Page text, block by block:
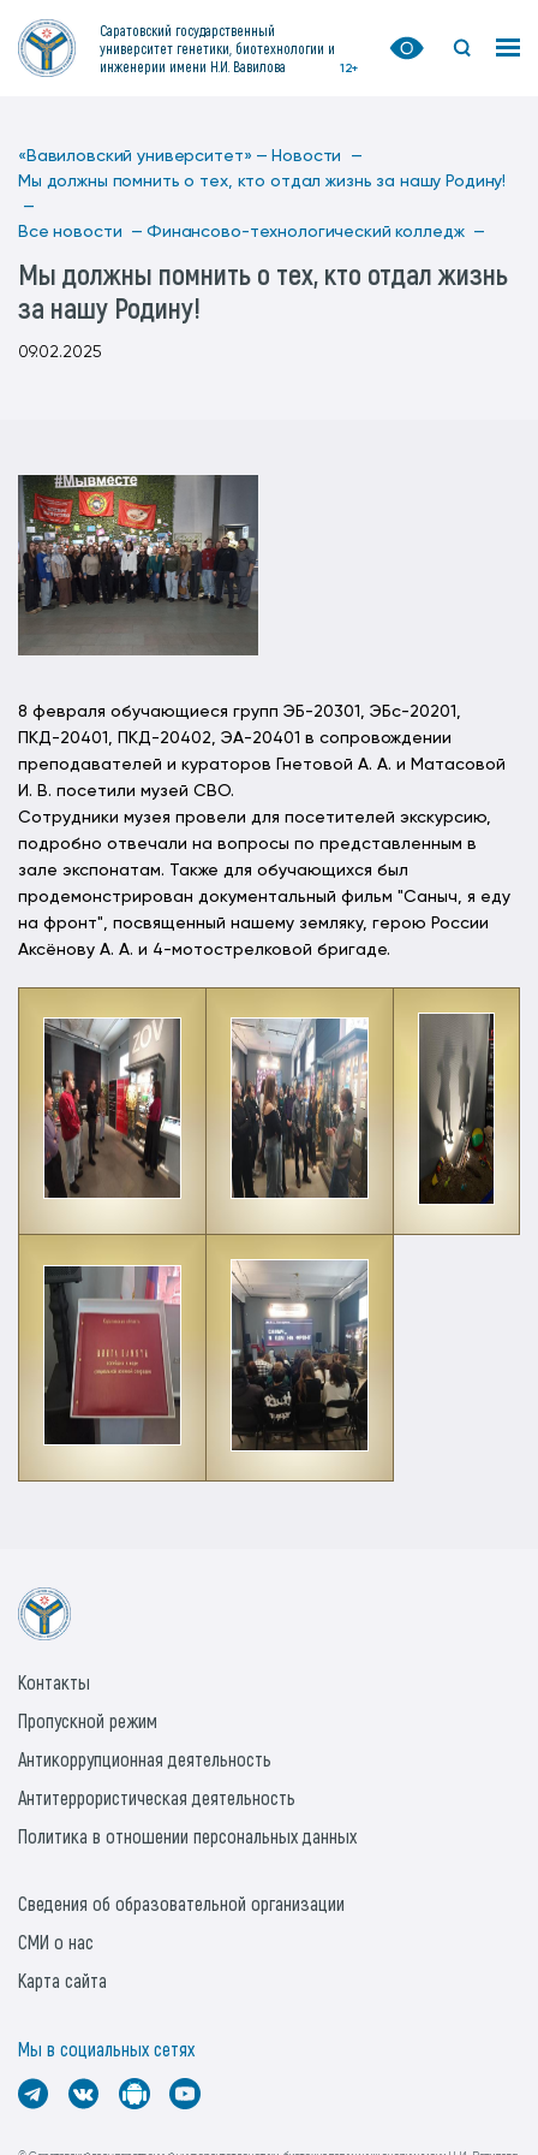
Саратовский государственный
университет генетики, биотехнологии и
инженерии имени Н.И. Вавилова
12+
«Вавиловский университет» — Новости —
Мы должны помнить о тех, кто отдал жизнь за нашу Родину!
—
Все новости — Финансово-технологический колледж —
Мы должны помнить о тех, кто отдал жизнь
за нашу Родину!
09.02.2025
8 февраля обучающиеся групп ЭБ-20301, ЭБс-20201,
ПКД-20401, ПКД-20402, ЭА-20401 в сопровождении
преподавателей и кураторов Гнетовой А. А. и Матасовой
И. В. посетили музей СВО.
Сотрудники музея провели для посетителей экскурсию,
подробно отвечали на вопросы по представленным в
зале экспонатам. Также для обучающихся был
продемонстрирован документальный фильм "Саныч, я еду
на фронт", посвященный нашему земляку, герою России
Аксёнову А. А. и 4-мотострелковой бригаде.
Контакты
Пропускной режим
Антикоррупционная деятельность
Антитеррористическая деятельность
Политика в отношении персональных данных
Сведения об образовательной организации
СМИ о нас
Карта сайта
Мы в социальных сетях